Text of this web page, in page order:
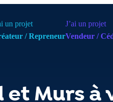
un projet
/ Repreneur
J’ai un projet
Vendeur /
Murs à